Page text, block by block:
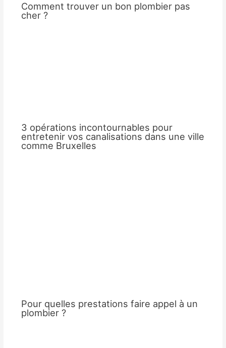
Comment trouver un bon plombier pas
cher ?
3 opérations incontournables pour
entretenir vos canalisations dans une ville
comme Bruxelles
Pour quelles prestations faire appel à un
plombier ?